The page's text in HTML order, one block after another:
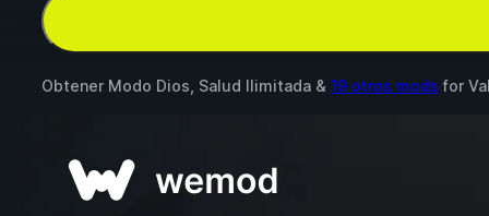
Obtener Modo Dios, Salud Ilimitada & 19 otros mods for